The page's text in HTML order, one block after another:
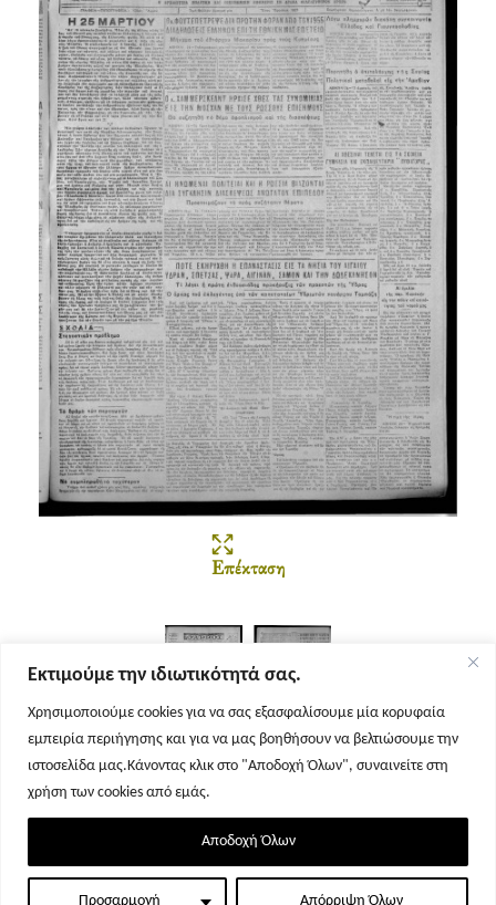
Εκτιμούμε την ιδιωτικότητά σας.
Χρησιμοποιούμε cookies για να σας εξασφαλίσουμε μία κορυφαία
εμπειρία περιήγησης και για να μας βοηθήσουν να βελτιώσουμε την
ιστοσελίδα μας.Κάνοντας κλικ στο "Αποδοχή Όλων", συναινείτε στη
χρήση των cookies από εμάς.
Προσαρμογή Απόρριψη Όλων
Αποδοχή Όλων
Επέκταση
Σελίδα 1 Σελίδα 2